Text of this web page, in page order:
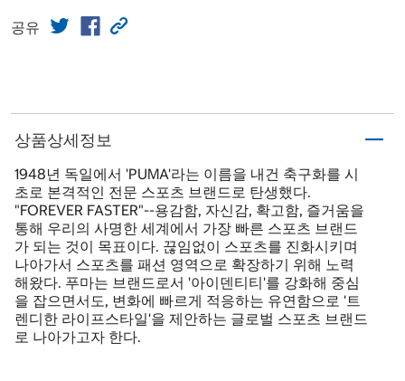
공유
상품상세정보
1948년 독일에서 'PUMA'라는 이름을 내건 축구화를 시
초로 본격적인 전문 스포츠 브랜드로 탄생했다.
"FOREVER FASTER"--용감함, 자신감, 확고함, 즐거움을
통해 우리의 사명한 세계에서 가장 빠른 스포츠 브랜드
가 되는 것이 목표이다. 끊임없이 스포츠를 진화시키며
나아가서 스포츠를 패션 영역으로 확장하기 위해 노력
해왔다. 푸마는 브랜드로서 '아이덴티티'를 강화해 중심
을 잡으면서도, 변화에 빠르게 적응하는 유연함으로 '트
렌디한 라이프스타일'을 제안하는 글로벌 스포츠 브랜드
로 나아가고자 한다.